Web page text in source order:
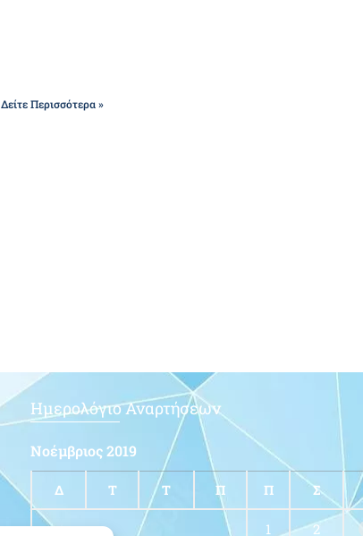
Δείτε Περισσότερα »
Ημερολόγιο Αναρτήσεων
Νοέμβριος 2019
Δ Τ Τ Π Π Σ
1 2